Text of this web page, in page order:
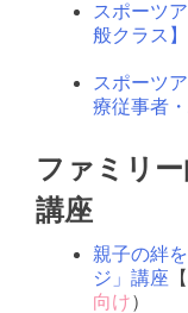
スポーツ
般クラス】
スポーツ
療従事者・
ファミリ
講座
親子の絆
ジ」講座 【
向け）